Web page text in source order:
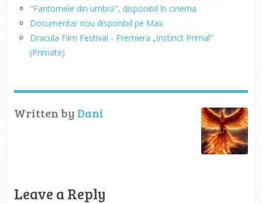
"Fantomele din umbră", disponibil în cinema
Documentar nou disponibil pe Max
Dracula Film Festival - Premiera „Instinct Primal”
(Primate)
Written by Dani
Leave a Reply